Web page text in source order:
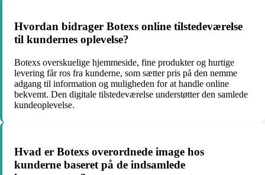
Hvordan bidrager Botexs online tilstedeværelse
til kundernes oplevelse?
Botexs overskuelige hjemmeside, fine produkter og hurtige
levering får ros fra kunderne, som sætter pris på den nemme
adgang til information og muligheden for at handle online
bekvemt. Den digitale tilstedeværelse understøtter den samlede
kundeoplevelse.
Hvad er Botexs overordnede image hos
kunderne baseret på de indsamlede